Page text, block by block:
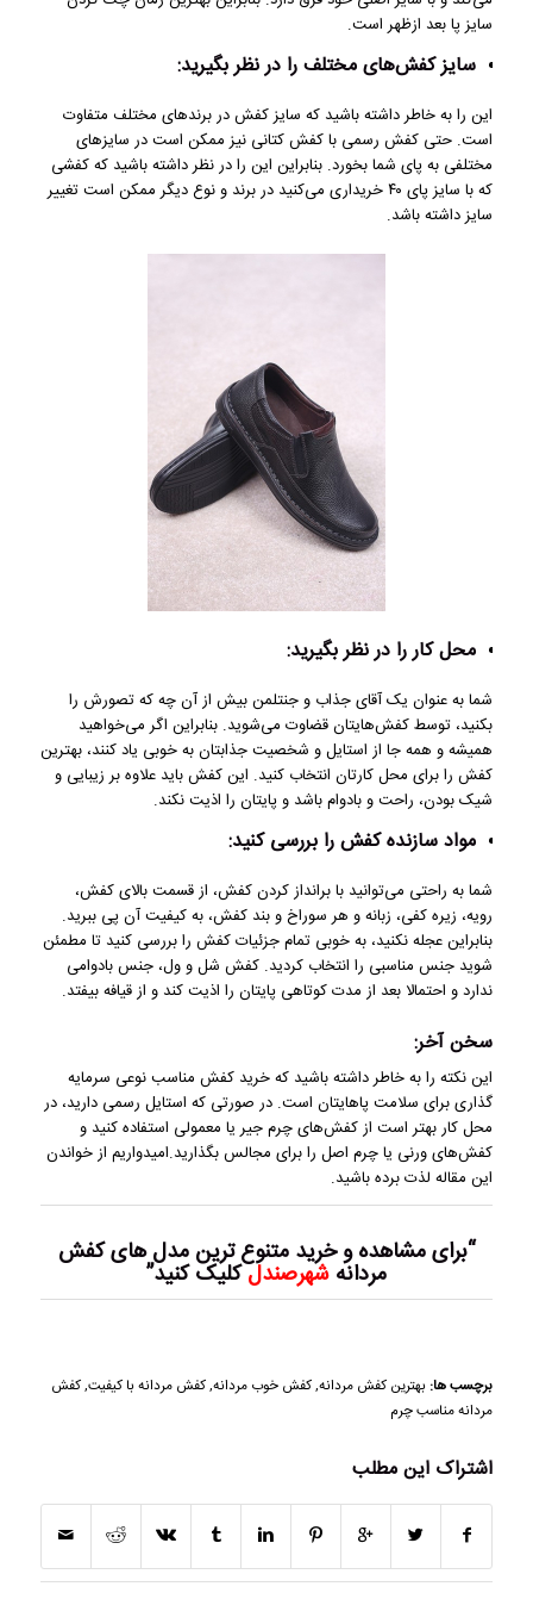
سایز پا بعد ازظهر است.
سایز کفش‌های مختلف را در نظر بگیرید:
این را به خاطر داشته باشید که سایز کفش در برندهای مختلف متفاوت
است. حتی کفش رسمی با کفش کتانی نیز ممکن است در سایزهای
مختلفی به پای شما بخورد. بنابراین این را در نظر داشته باشید که کفشی
که با سایز پای ۴۰ خریداری می‌کنید در برند و نوع دیگر ممکن است تغییر
سایز داشته باشد.
محل کار را در نظر بگیرید:
شما به عنوان یک آقای جذاب و جنتلمن بیش از آن چه که تصورش را
بکنید، توسط کفش‌هایتان قضاوت می‌شوید. بنابراین اگر می‌خواهید
همیشه و همه جا از استایل و شخصیت جذابتان به خوبی یاد کنند، بهترین
کفش‌ را برای محل کارتان انتخاب کنید. این کفش باید علاوه بر زیبایی و
شیک بودن، راحت و بادوام باشد و پایتان را اذیت نکند.
مواد سازنده کفش را بررسی کنید:
شما به راحتی می‌توانید با برانداز کردن کفش، از قسمت بالای کفش،
رویه، زیره کفی، زبانه و هر سوراخ و بند کفش، به کیفیت آن پی ببرید.
بنابراین عجله نکنید، به خوبی تمام جزئیات کفش را بررسی کنید تا مطمئن
شوید جنس مناسبی را انتخاب کردید. کفش شل و ول، جنس بادوامی
ندارد و احتمالا بعد از مدت کوتاهی پایتان را اذیت کند و از قیافه بیفتد.
سخن آخر:
این نکته را به خاطر داشته باشید که خرید کفش مناسب نوعی سرمایه
گذاری برای سلامت پاهایتان است. در صورتی که استایل رسمی دارید، در
محل کار بهتر است از کفش‌های چرم جیر یا معمولی استفاده کنید و
کفش‌های ورنی یا چرم اصل را برای مجالس بگذارید.امیدواریم از خواندن
این مقاله لذت برده باشید.
“برای مشاهده و خرید متنوع ترین مدل های کفش
مردانه شهرصندلکلیک کنید”
برچسب ها: بهترین کفش مردانه,کفش خوب مردانه,کفش مردانه با کیفیت,کفش
مردانه مناسب چرم
اشتراک این مطلب